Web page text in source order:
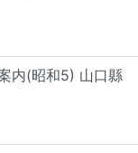
内(昭和5) 山口縣